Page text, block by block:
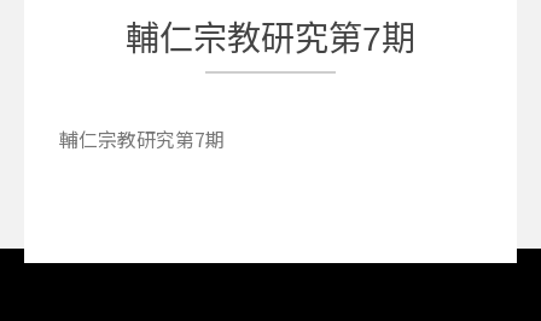
輔仁宗教研究第7期
輔仁宗教研究第7期